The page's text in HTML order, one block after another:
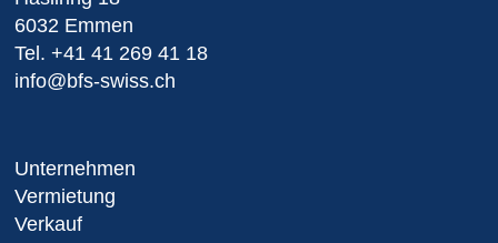
6032 Emmen
Tel. +41 41 269 41 18
info@bfs-swiss.ch
Unternehmen
Vermietung
Verkauf